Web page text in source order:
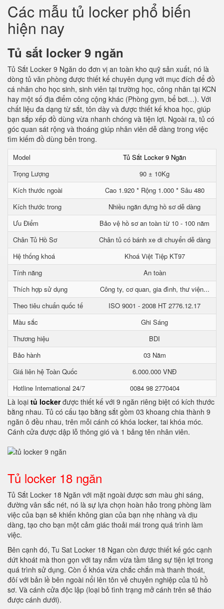
Các mẫu tủ locker phổ biến
hiện nay
Tủ sắt locker 9 ngăn
Tủ Sắt Locker 9 Ngăn do đơn vị an toàn kho quỹ sản xuất, nó là
dòng tủ văn phòng được thiết kế chuyên dụng với mục đích để đồ
cá nhân cho học sinh, sinh viên tại trường học, công nhân tại KCN
hay một số địa điểm công cộng khác (Phòng gym, bể bơi…). Với
chất liệu đa dạng từ sắt, tôn dày và được thiết kế khoa học, giúp
bạn sắp xếp đồ dùng vừa nhanh chóng và tiện lợi. Ngoài ra, tủ có
góc quan sát rộng và thoáng giúp nhân viên dễ dàng trong việc
tìm kiếm đồ dùng bên trong.
Model
Tủ Sắt Locker 9 Ngăn
Trọng Lượng
90 ± 10Kg
Kích thước ngoài
Cao 1.920 * Rộng 1.000 * Sâu 480
Kích thước trong
Nhiều ngăn đựng hồ sơ dễ dàng
Ưu Điểm
Bảo vệ hồ sơ an toàn từ 10 - 100 năm
Chân Tủ Hồ Sơ
Chân tủ có bánh xe di chuyển dễ dàng
Hệ thống khoá
Khoá Việt Tiệp KT97
Tính năng
An toàn
Thích hợp sử dụng
Công ty, cơ quan, gia đình, thư viện...
Theo tiêu chuẩn quốc tế
ISO 9001 - 2008 HT 2776.12.17
Màu sắc
Ghi Sáng
Thương hiệu
BDI
Bảo hành
03 Năm
Giá liên hệ Toàn Quốc
6.000.000 VNĐ
Hotline International 24/7
0084 98 2770404
Là loại tủ lockerđược thiết kế với 9 ngăn riêng biệt có kích thước
bằng nhau. Tủ có cấu tạo bằng sắt gồm 03 khoang chia thành 9
ngăn ô đều nhau, trên mỗi cánh có khóa locker, tai khóa móc.
Cánh cửa được dập lỗ thông gió và 1 bảng tên nhân viên.
Tủ locker 18 ngăn
Tủ Sắt Locker 18 Ngăn với mặt ngoài được sơn màu ghi sáng,
đường vân sắc nét, nó là sự lựa chọn hoàn hảo trong phòng làm
việc của bạn sẽ khiến không gian của bạn nhẹ nhàng và dịu
dàng, tạo cho bạn một cảm giác thoải mái trong quá trình làm
việc.
Bên cạnh đó, Tu Sat Locker 18 Ngan còn được thiết kế góc cạnh
dứt khoát mà thon gọn với tay nắm vừa tầm tăng sự tiện lợi trong
quá trình sử dụng. Còn ổ khóa vừa chắc chắn mà thanh thoát,
đôí với bản lề bên ngoài nổi lên tôn vẻ chuyên nghiệp của tủ hồ
sơ. Và cánh cửa độc lập (loại bỏ tình trạng mở cánh trên sẽ tháo
được cánh dưới).